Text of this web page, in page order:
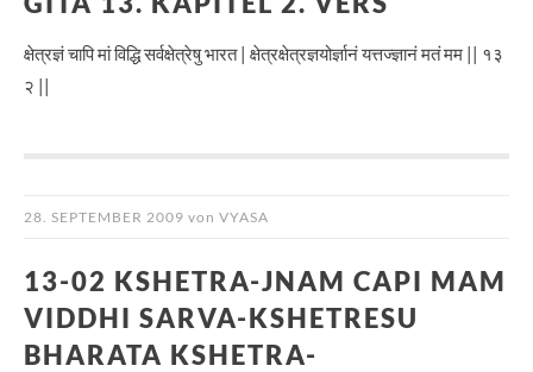
क्षेत्रज्ञं चापि मां विद्धि सर्वक्षेत्रेषु भारत | क्षेत्रक्षेत्रज्ञयोर्ज्ञानं यत्तज्ज्ञानं मतं मम || १३
२ ||
28. SEPTEMBER 2009 von VYASA
13-02 KSHETRA-JNAM CAPI MAM
VIDDHI SARVA-KSHETRESU
BHARATA KSHETRA-